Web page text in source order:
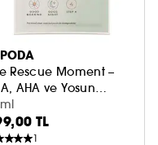
Rescue Moment –
AHA ve Yosun
İçeren Peeling
Maskesi
TL
1